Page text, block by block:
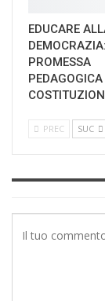
EDUCARE
PROMESSA
PREC SUC